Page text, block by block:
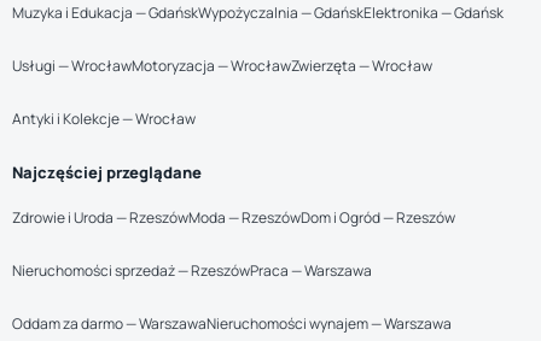
Muzyka i Edukacja — GdańskWypożyczalnia — GdańskElektronika — Gdańsk
Usługi — WrocławMotoryzacja — WrocławZwierzęta — Wrocław
Antyki i Kolekcje — Wrocław
Najczęściej przeglądane
Zdrowie i Uroda — RzeszówModa — RzeszówDom i Ogród — Rzeszów
Nieruchomości sprzedaż — RzeszówPraca — Warszawa
Oddam za darmo — WarszawaNieruchomości wynajem — Warszawa